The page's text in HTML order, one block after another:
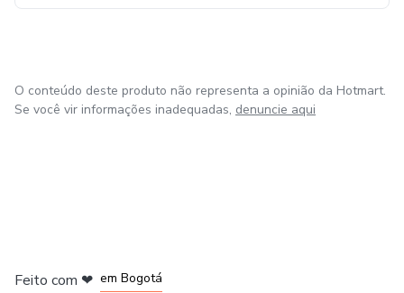
O conteúdo deste produto não representa a opinião da Hotmart.
Se você vir informações inadequadas, denuncie aqui
Feito com ❤ em Bogotá